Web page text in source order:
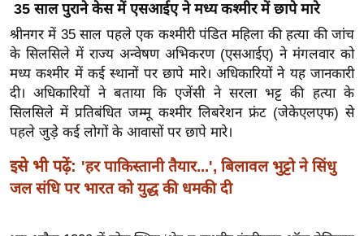
ई
-
पे
प
र
मि
सा
ल
35 साल पुराने केस में एसआईए ने मध्य कश्मीर में छापे मारे
श्रीनगर में 35 साल पहले एक कश्मीरी पंडित महिला की हत्या की जांच
के सिलसिले में राज्य अन्वेषण अभिकरण (एसआईए) ने मंगलवार को
मध्य कश्मीर में कई स्थानों पर छापे मारे। अधिकारियों ने यह जानकारी
दी। अधिकारियों ने बताया कि एजेंसी ने सरला भट्ट की हत्या के
सिलसिले में प्रतिबंधित जम्मू कश्मीर लिबरेशन फ्रंट (जेकेएलएफ) से
पहले जुड़े कई लोगों के आवासों पर छापे मारे।
इसे भी पढ़ें: 'हर पाकिस्तानी तैयार...', बिलावल भुट्टो ने सिंधु
जल संधि पर भारत को युद्ध की धमकी दी